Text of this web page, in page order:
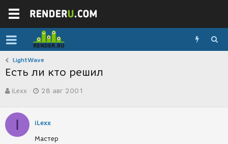
LightWave
Есть ли кто решил
в
о
е
iLexx
а
с
з
28 авг 2001
I iLexx
Мастер